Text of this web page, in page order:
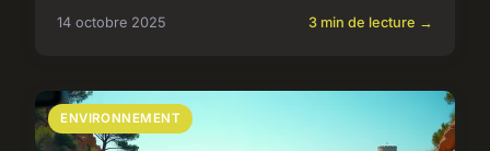
14 octobre 2025 3 min de lecture →
ENVIRONNEMENT